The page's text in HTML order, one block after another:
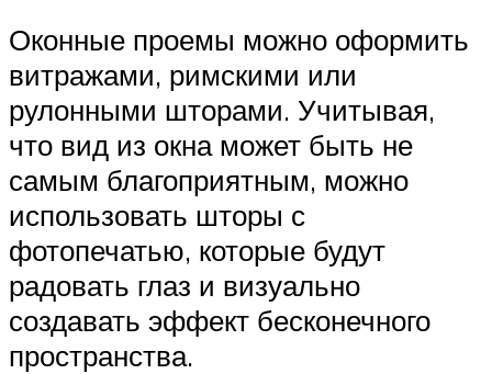
Оконные проемы можно оформить
витражами, римскими или
рулонными шторами. Учитывая,
что вид из окна может быть не
самым благоприятным, можно
использовать шторы с
фотопечатью, которые будут
радовать глаз и визуально
создавать эффект бесконечного
пространства.